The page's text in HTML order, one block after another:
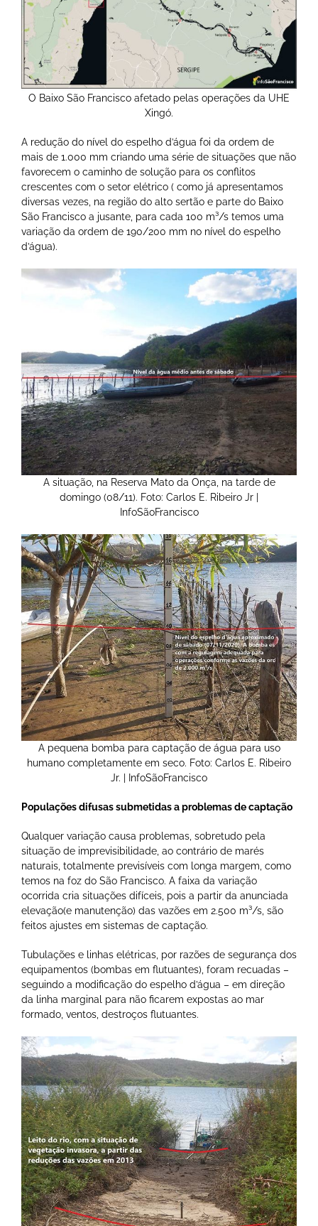
O Baixo São Francisco afetado pelas operações da UHE
Xingó.
A redução do nível do espelho d’água foi da ordem de
mais de 1.000 mm criando uma série de situações que não
favorecem o caminho de solução para os conflitos
crescentes com o setor elétrico ( como já apresentamos
diversas vezes, na região do alto sertão e parte do Baixo
São Francisco a jusante, para cada 100 m³/s temos uma
variação da ordem de 190/200 mm no nível do espelho
d’água).
A situação, na Reserva Mato da Onça, na tarde de
domingo (08/11). Foto: Carlos E. Ribeiro Jr |
InfoSãoFrancisco
A pequena bomba para captação de água para uso
humano completamente em seco. Foto: Carlos E. Ribeiro
Jr. | InfoSãoFrancisco
Populações difusas submetidas a problemas de captação
Qualquer variação causa problemas, sobretudo pela
situação de imprevisibilidade, ao contrário de marés
naturais, totalmente previsíveis com longa margem, como
temos na foz do São Francisco. A faixa da variação
ocorrida cria situações difíceis, pois a partir da anunciada
elevação(e manutenção) das vazões em 2.500 m³/s, são
feitos ajustes em sistemas de captação.
Tubulações e linhas elétricas, por razões de segurança dos
equipamentos (bombas em flutuantes), foram recuadas –
seguindo a modificação do espelho d’água – em direção
da linha marginal para não ficarem expostas ao mar
formado, ventos, destroços flutuantes.